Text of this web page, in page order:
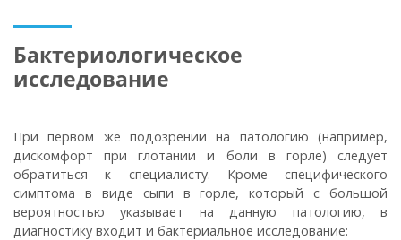
Бактериологическое
исследование
При первом же подозрении на патологию (например,
дискомфорт при глотании и боли в горле) следует
обратиться к специалисту. Кроме специфического
симптома в виде сыпи в горле, который с большой
вероятностью указывает на данную патологию, в
диагностику входит и бактериальное исследование: